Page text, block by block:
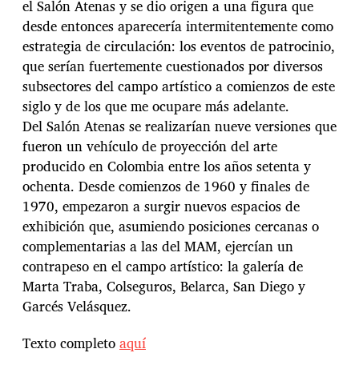
el Salón Atenas y se dio origen a una figura que
desde entonces aparecería intermitentemente como
estrategia de circulación: los eventos de patrocinio,
que serían fuertemente cuestionados por diversos
subsectores del campo artístico a comienzos de este
siglo y de los que me ocupare más adelante.
Del Salón Atenas se realizarían nueve versiones que
fueron un vehículo de proyección del arte
producido en Colombia entre los años setenta y
ochenta. Desde comienzos de 1960 y finales de
1970, empezaron a surgir nuevos espacios de
exhibición que, asumiendo posiciones cercanas o
complementarias a las del MAM, ejercían un
contrapeso en el campo artístico: la galería de
Marta Traba, Colseguros, Belarca, San Diego y
Garcés Velásquez.
Texto completoaquí